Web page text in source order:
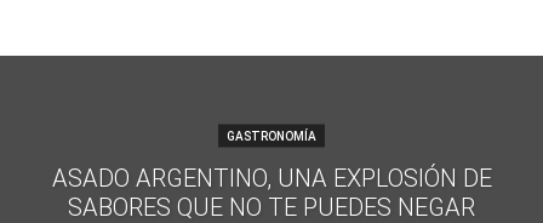
GASTRONOMÍA
ASADO ARGENTINO, UNA EXPLOSIÓN DE
SABORES QUE NO TE PUEDES NEGAR